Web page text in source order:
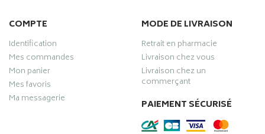
COMPTE
Identification
Mes commandes
Mon panier
Mes favoris
Ma messagerie
MODE DE LIVRAISON
Retrait en pharmacie
Livraison chez vous
Livraison chez un
commerçant
PAIEMENT SÉCURISÉ